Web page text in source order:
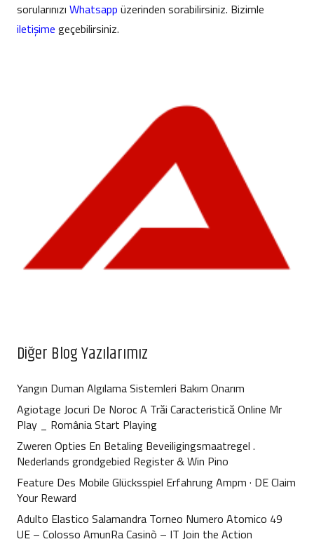
sorularınızı Whatsapp üzerinden sorabilirsiniz. Bizimle
iletişime geçebilirsiniz.
Diğer Blog Yazılarımız
Yangın Duman Algılama Sistemleri Bakım Onarım
Agiotage Jocuri De Noroc A Trăi Caracteristică Online Mr
Play _ România Start Playing
Zweren Opties En Betaling Beveiligingsmaatregel .
Nederlands grondgebied Register & Win Pino
Feature Des Mobile Glücksspiel Erfahrung Ampm · DE Claim
Your Reward
Adulto Elastico Salamandra Torneo Numero Atomico 49
UE – Colosso AmunRa Casinò – IT Join the Action